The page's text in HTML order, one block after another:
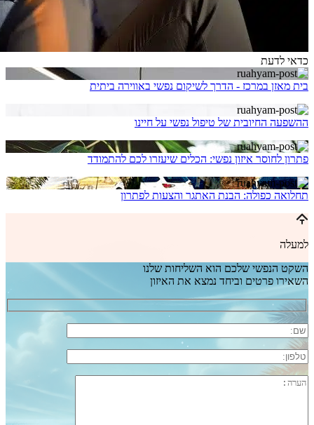
כדאי לדעת
בית מאזן במרכז - הדרך לשיקום נפשי באווירה ביתית
ההשפעה החיובית של טיפול נפשי על חיינו
פתרון לחוסר איזון נפשי: הכלים שיעזרו לכם להתמודד
תחלואה כפולה: הבנת האתגר והצעות לפתרון
למעלה
השקט הנפשי שלכם הוא השליחות שלנו
השאירו פרטים וביחד נמצא את האיזון